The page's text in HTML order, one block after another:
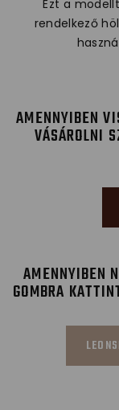
Ezt a
rendelkező
AMENNYIBEN
VÁSÁROLNI
AMENNYIBEN
GOMBRA